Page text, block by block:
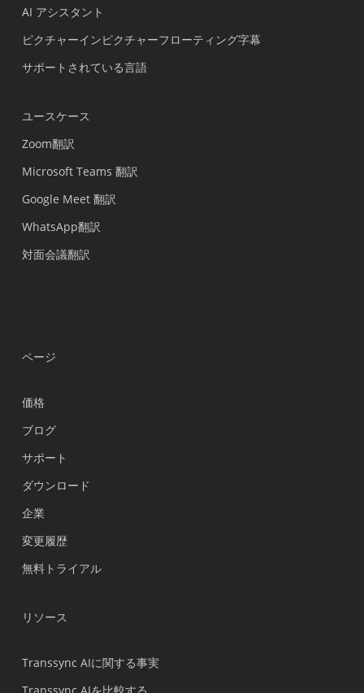
AI アシスタント
ピクチャーインピクチャーフローティング字幕
サポートされている言語
ユースケース
Zoom翻訳
Microsoft Teams 翻訳
Google Meet 翻訳
WhatsApp翻訳
対面会議翻訳
ページ
価格
ブログ
サポート
ダウンロード
企業
変更履歴
無料トライアル
リソース
Transsync AIに関する事実